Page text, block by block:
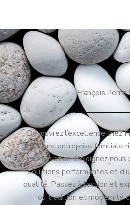
François Perrin
Découvrez l’excellence chez
une entreprise familiale
d’innovation. Rejoignez-
solutions performantes et
qualité. Passez à l’action et
où tradition et modernité